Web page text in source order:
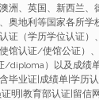
洲、英国、新西兰、
奥地利等国家各所学
证（学历学位认证）
馆认证/使馆公证）
/diploma）以及成绩
毕业证|成绩单|学历
明|教育部认证|留信